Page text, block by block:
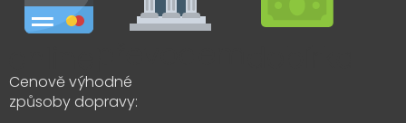
Cenově výhodné
způsoby dopravy: